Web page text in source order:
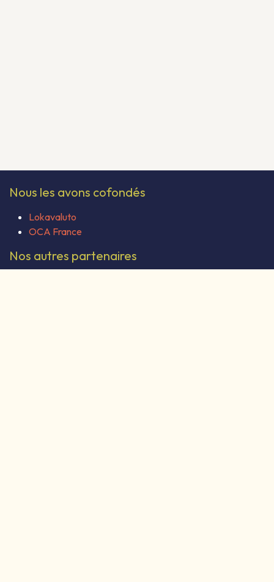
Nous les avons cofondés
Lokavaluto
OCA France
Nos autres partenaires